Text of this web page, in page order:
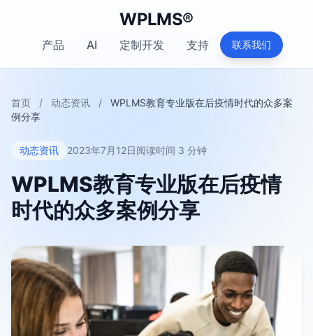
WPLMS®
产品 AI 定制开发 支持 联系我们
首页 / 动态资讯 /
WPLMS教育专业版在后疫情时代的众多案
例分享
动态资讯 2023年7月12日阅读时间 3 分钟
WPLMS教育专业版在后疫情
时代的众多案例分享